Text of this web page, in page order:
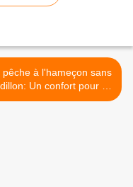
pêche à l'hameçon sans
Un confort pour le
mais surtout une